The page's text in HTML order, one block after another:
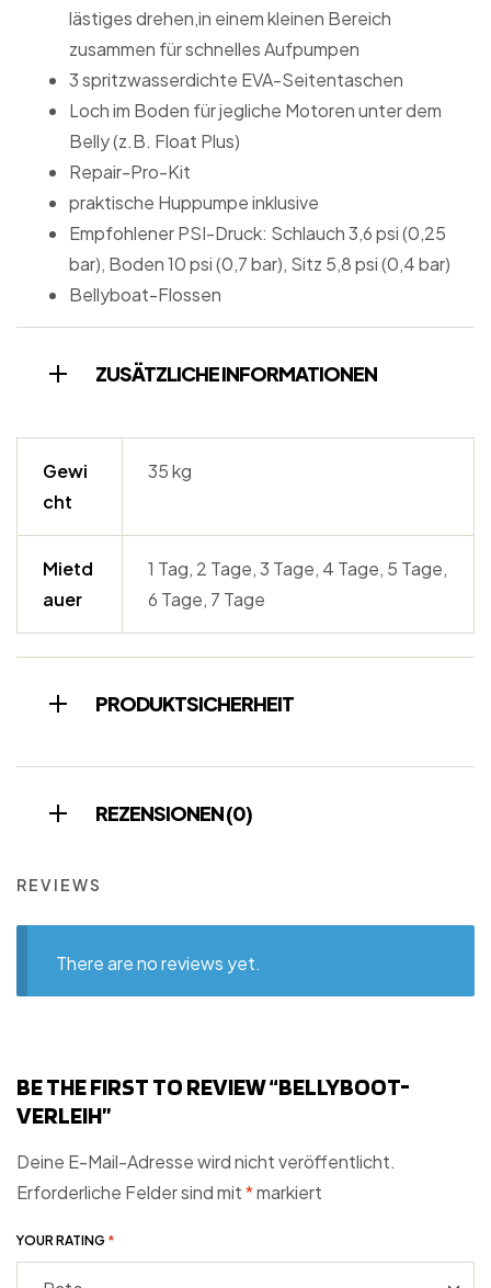
lästiges drehen,in einem kleinen Bereich
zusammen für schnelles Aufpumpen
3 spritzwasserdichte EVA-Seitentaschen
Loch im Boden für jegliche Motoren unter dem
Belly (z.B. Float Plus)
Repair-Pro-Kit
praktische Huppumpe inklusive
Empfohlener PSI-Druck: Schlauch 3,6 psi (0,25
bar), Boden 10 psi (0,7 bar), Sitz 5,8 psi (0,4 bar)
Bellyboat-Flossen
ZUSÄTZLICHE INFORMATIONEN
Gewi
cht
35 kg
Mietd
auer
1 Tag, 2 Tage, 3 Tage, 4 Tage, 5 Tage,
6 Tage, 7 Tage
PRODUKTSICHERHEIT
REZENSIONEN (0)
REVIEWS
There are no reviews yet.
BE THE FIRST TO REVIEW “BELLYBOOT-
VERLEIH”
Deine E-Mail-Adresse wird nicht veröffentlicht.
Erforderliche Felder sind mit*markiert
YOUR RATING *